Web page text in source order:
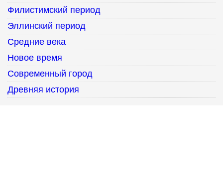
Филистимский период
Эллинский период
Средние века
Новое время
Современный город
Древняя история